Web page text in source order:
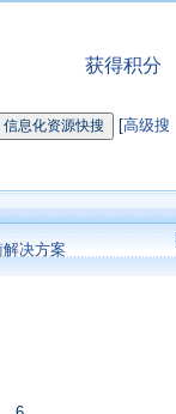
获得积分
[高级搜
决方案